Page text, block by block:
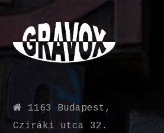
1163 Budapest,
Cziráki utca 32.